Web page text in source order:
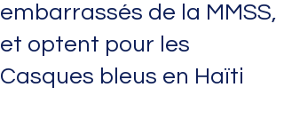
embarrassés de la MMSS,
et optent pour les
Casques bleus en Haïti